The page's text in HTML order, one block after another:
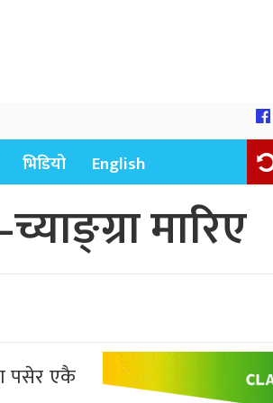
भिडियो English
मारिए
पसेर एकै